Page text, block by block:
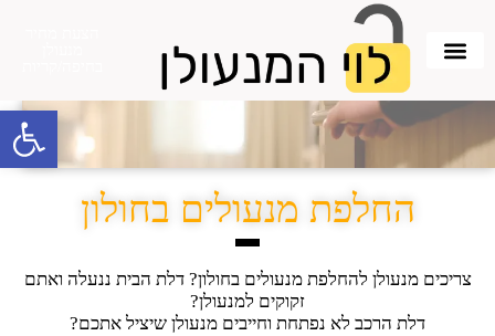
פתח
החלפת מנעולים בחולון
צריכים מנעולן להחלפת מנעולים בחולון? דלת הבית ננעלה ואתם
זקוקים למנעולן?
דלת הרכב לא נפתחת וחייבים מנעולן שיציל אתכם?